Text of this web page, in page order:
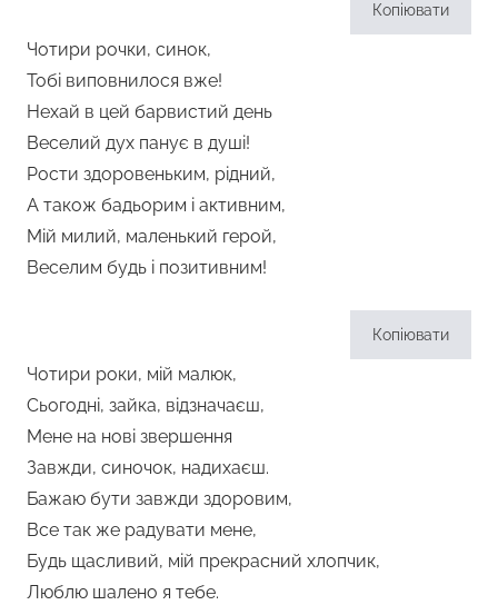
Копіювати
Чотири рочки, синок,
Тобі виповнилося вже!
Нехай в цей барвистий день
Веселий дух панує в душі!
Рости здоровеньким, рідний,
А також бадьорим і активним,
Мій милий, маленький герой,
Веселим будь і позитивним!
Копіювати
Чотири роки, мій малюк,
Сьогодні, зайка, відзначаєш,
Мене на нові звершення
Завжди, синочок, надихаєш.
Бажаю бути завжди здоровим,
Все так же радувати мене,
Будь щасливий, мій прекрасний хлопчик,
Люблю шалено я тебе.